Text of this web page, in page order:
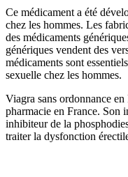
Ce médicament a été
chez les hommes. Les
des médicaments
génériques vendent des
médicaments sont
sexuelle chez les hommes.
Viagra sans ordonnance
pharmacie en France. Son
inhibiteur de la
traiter la dysfonction